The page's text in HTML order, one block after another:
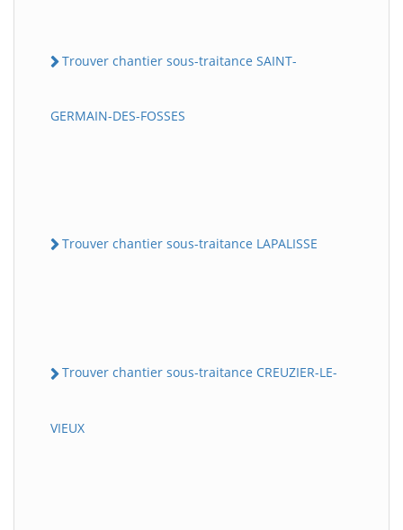
Trouver chantier sous-traitance SAINT-
GERMAIN-DES-FOSSES
Trouver chantier sous-traitance LAPALISSE
Trouver chantier sous-traitance CREUZIER-LE-
VIEUX